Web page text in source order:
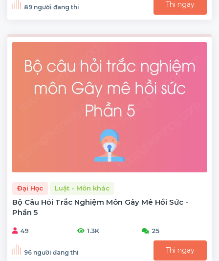
89 người đang thi Thi ngay
Đại Học Luật - Môn khác
Bộ Câu Hỏi Trắc Nghiệm Môn Gây Mê Hồi Sức -
Phần 5
49 1.3K 25
96 người đang thi Thi ngay